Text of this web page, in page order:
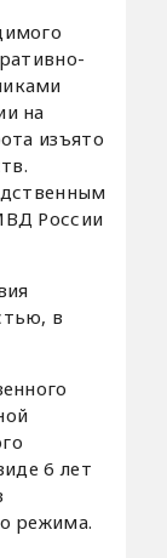
на
изъято
России
в
6 лет
режима.